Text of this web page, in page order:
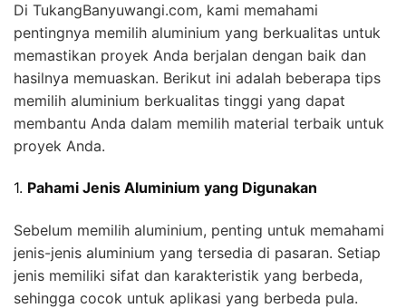
Di TukangBanyuwangi.com, kami memahami
pentingnya memilih aluminium yang berkualitas untuk
memastikan proyek Anda berjalan dengan baik dan
hasilnya memuaskan. Berikut ini adalah beberapa tips
memilih aluminium berkualitas tinggi yang dapat
membantu Anda dalam memilih material terbaik untuk
proyek Anda.
1. Pahami Jenis Aluminium yang Digunakan
Sebelum memilih aluminium, penting untuk memahami
jenis-jenis aluminium yang tersedia di pasaran. Setiap
jenis memiliki sifat dan karakteristik yang berbeda,
sehingga cocok untuk aplikasi yang berbeda pula.